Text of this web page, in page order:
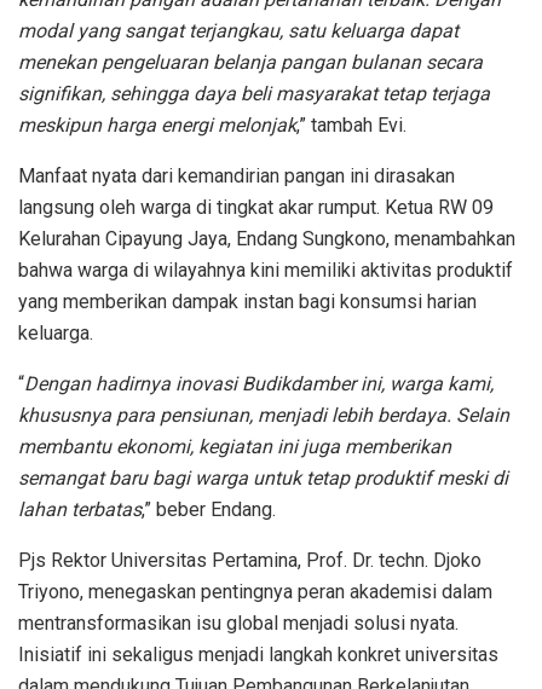
modal yang sangat terjangkau, satu keluarga dapat
menekan pengeluaran belanja pangan bulanan secara
signifikan, sehingga daya beli masyarakat tetap terjaga
meskipun harga energi melonjak,” tambah Evi.
Manfaat nyata dari kemandirian pangan ini dirasakan
langsung oleh warga di tingkat akar rumput. Ketua RW 09
Kelurahan Cipayung Jaya, Endang Sungkono, menambahkan
bahwa warga di wilayahnya kini memiliki aktivitas produktif
yang memberikan dampak instan bagi konsumsi harian
keluarga.
“Dengan hadirnya inovasi Budikdamber ini, warga kami,
khususnya para pensiunan, menjadi lebih berdaya. Selain
membantu ekonomi, kegiatan ini juga memberikan
semangat baru bagi warga untuk tetap produktif meski di
lahan terbatas,” beber Endang.
Pjs Rektor Universitas Pertamina, Prof. Dr. techn. Djoko
Triyono, menegaskan pentingnya peran akademisi dalam
mentransformasikan isu global menjadi solusi nyata.
Inisiatif ini sekaligus menjadi langkah konkret universitas